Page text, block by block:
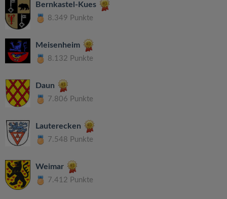
Bernkastel-Kues
8.349 Punkte
Meisenheim
8.132 Punkte
Daun
7.806 Punkte
Lauterecken
7.548 Punkte
Weimar
7.412 Punkte